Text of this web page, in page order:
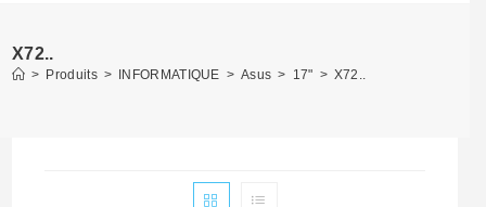
X72..
> Produits > INFORMATIQUE > Asus > 17" > X72..